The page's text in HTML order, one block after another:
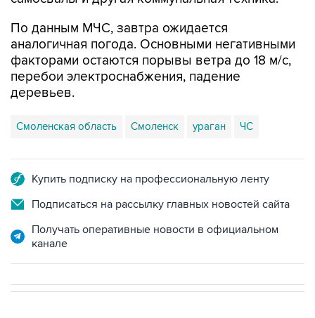
По данным МЧС, завтра ожидается
аналогичная погода. Основными негативными
факторами остаются порывы ветра до 18 м/с,
перебои электроснабжения, падение
деревьев.
Смоленская область Смоленск ураган ЧС
Купить подписку на профессиональную ленту
Подписаться на рассылку главных новостей сайта
Получать оперативные новости в официальном
канале